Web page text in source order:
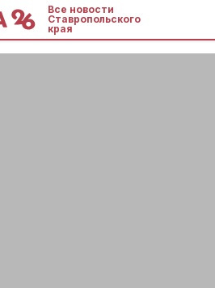
Все новости
Ставропольского
края